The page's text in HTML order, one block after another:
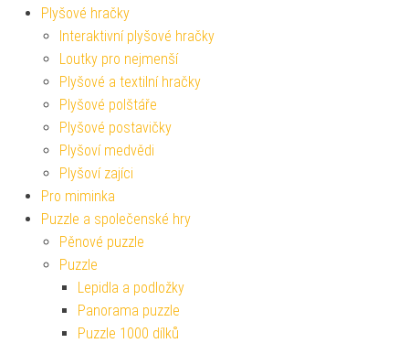
Plyšové hračky
Interaktivní plyšové hračky
Loutky pro nejmenší
Plyšové a textilní hračky
Plyšové polštáře
Plyšové postavičky
Plyšoví medvědi
Plyšoví zajíci
Pro miminka
Puzzle a společenské hry
Pěnové puzzle
Puzzle
Lepidla a podložky
Panorama puzzle
Puzzle 1000 dílků